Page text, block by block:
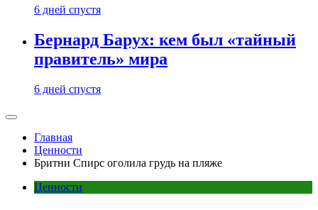
6 дней спустя
Бернард Барух: кем был «тайный
правитель» мира
6 дней спустя
Главная
Ценности
Бритни Спирс оголила грудь на пляже
Ценности